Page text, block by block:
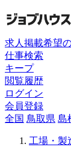
求人掲載希望
仕事検索
キープ
閲覧履歴
ログイン
会員登録
全国 鳥取県 島
工場・製